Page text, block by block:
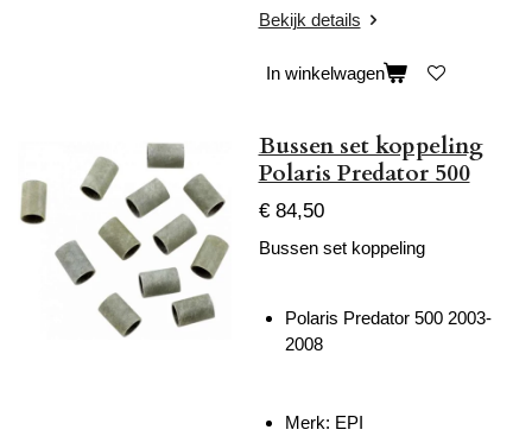
Bekijk details
In winkelwagen
Bussen set koppeling
Polaris Predator 500
€ 84,50
Bussen set koppeling
Polaris Predator 500 2003-
2008
Merk: EPI